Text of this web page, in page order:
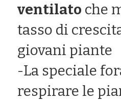
ventilato che
tasso di
giovani piante
-La speciale
respirare le